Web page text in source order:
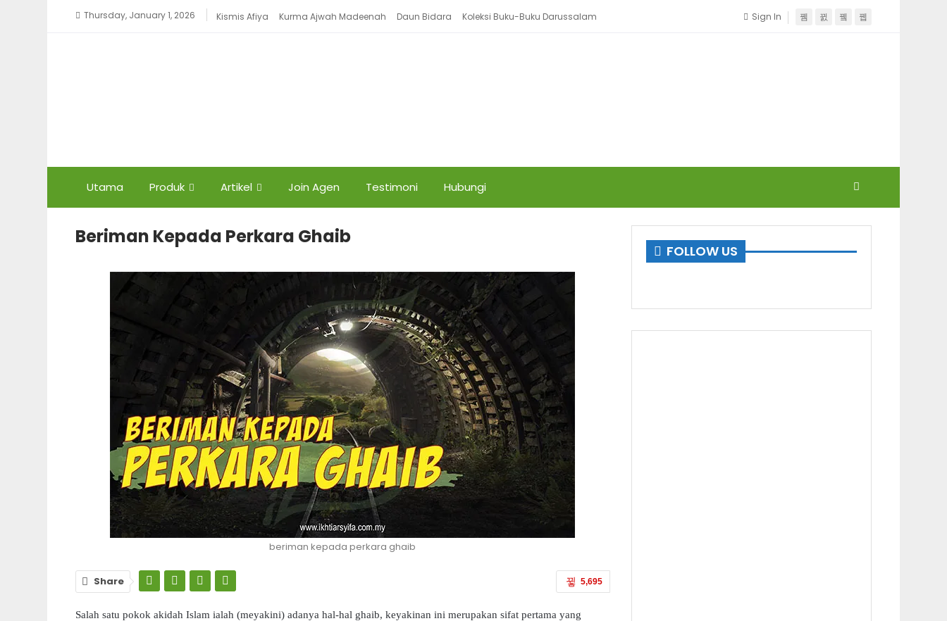
Sign In
Thursday, January 1, 2026 Kismis Afiya Kurma Ajwah Madeenah Daun Bidara Koleksi Buku-Buku Darussalam
Utama Produk Artikel Join Agen Testimoni Hubungi
Beriman Kepada Perkara Ghaib
beriman kepada perkara ghaib
5,695
Share
Salah satu pokok akidah Islam ialah (meyakini) adanya hal-hal ghaib, keyakinan ini merupakan sifat pertama yang
FOLLOW US